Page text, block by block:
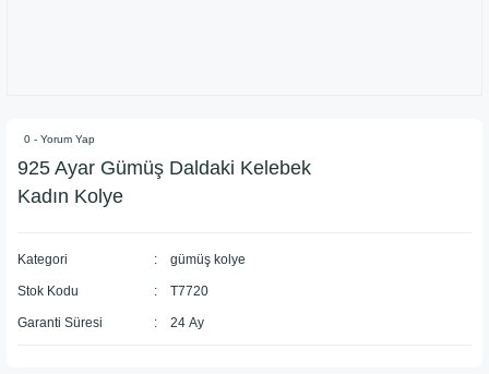
0 - Yorum Yap
925 Ayar Gümüş Daldaki Kelebek
Kadın Kolye
Kategori gümüş kolye
Stok Kodu T7720
Garanti Süresi 24 Ay